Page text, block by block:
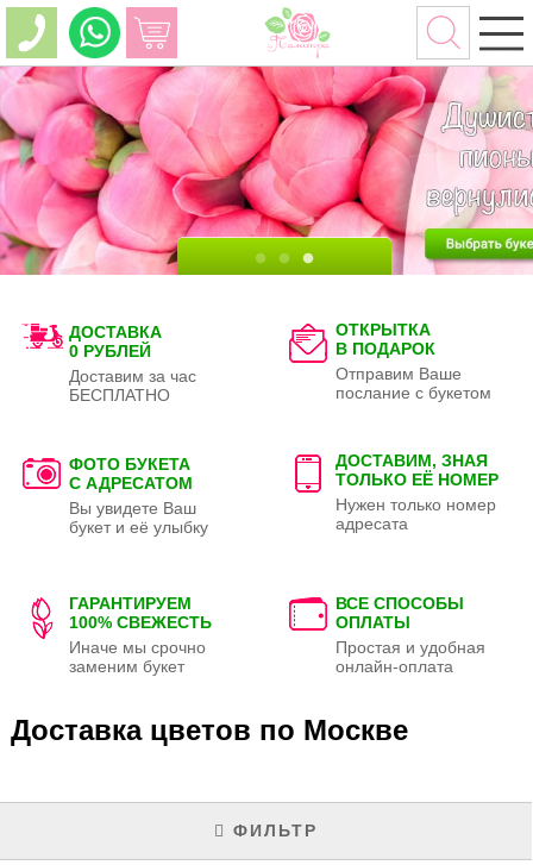
ДОСТАВКА
0 РУБЛЕЙ
Доставим за час
БЕСПЛАТНО
ОТКРЫТКА
В ПОДАРОК
Отправим Ваше
послание с букетом
ФОТО БУКЕТА
С АДРЕСАТОМ
Вы увидете Ваш
букет и её улыбку
ДОСТАВИМ, ЗНАЯ
ТОЛЬКО ЕЁ НОМЕР
Нужен только номер
адресата
ГАРАНТИРУЕМ
100% СВЕЖЕСТЬ
Иначе мы срочно
заменим букет
ВСЕ СПОСОБЫ
ОПЛАТЫ
Простая и удобная
онлайн-оплата
Доставка цветов по Москве
ФИЛЬТР